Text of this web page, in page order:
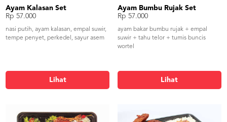
Ayam Kalasan Set
Rp 57.000
nasi putih, ayam kalasan, empal suwir,
tempe penyet, perkedel, sayur asem
Lihat
Ayam Bumbu Rujak Set
Rp 57.000
ayam bakar bumbu rujak + empal
suwir + tahu telor + tumis buncis
wortel
Lihat